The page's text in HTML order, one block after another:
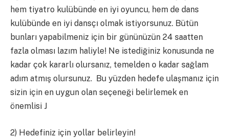
hem tiyatro kulübünde en iyi oyuncu, hem de dans
kulübünde en iyi dansçı olmak istiyorsunuz. Bütün
bunları yapabilmeniz için bir gününüzün 24 saatten
fazla olması lazım haliyle! Ne istediğiniz konusunda ne
kadar çok kararlı olursanız, temelden o kadar sağlam
adım atmış olursunuz. Bu yüzden hedefe ulaşmanız için
sizin için en uygun olan seçeneği belirlemek en
önemlisi J
2) Hedefiniz için yollar belirleyin!